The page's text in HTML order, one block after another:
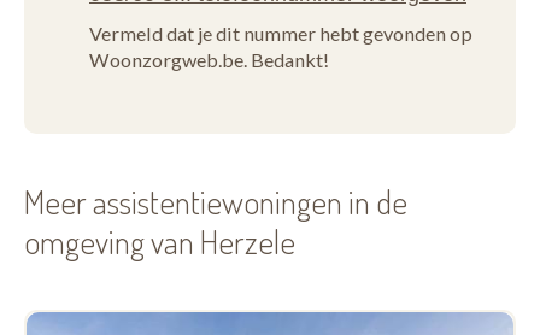
Vermeld dat je dit nummer hebt gevonden op
Woonzorgweb.be. Bedankt!
Meer assistentiewoningen in de
omgeving van Herzele